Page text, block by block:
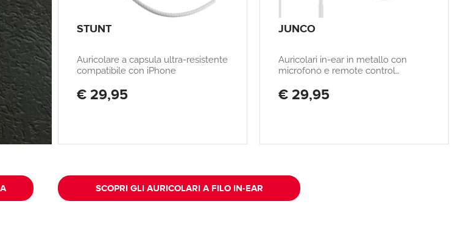
STUNT
Auricolare a capsula ultra-resistente
compatibile con iPhone
€ 29,95
JUNCO
Auricolari in-ear in metallo con
microfono e remote control
€ 29,95
SCOPRI GLI AURICOLARI A FILO IN-EAR